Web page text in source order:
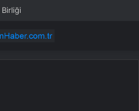
Birliği